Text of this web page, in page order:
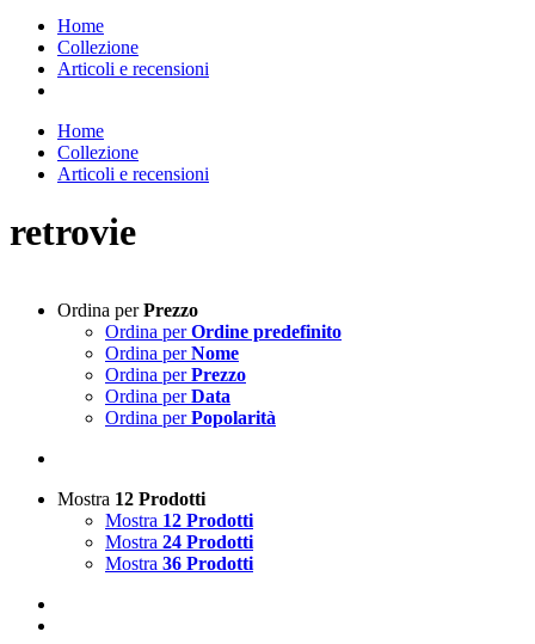
Home
Collezione
Articoli e recensioni
Home
Collezione
Articoli e recensioni
retrovie
Ordina perPrezzo
Ordina perOrdine predefinito
Ordina perNome
Ordina perPrezzo
Ordina perData
Ordina perPopolarità
Mostra 12 Prodotti
Mostra 12 Prodotti
Mostra 24 Prodotti
Mostra 36 Prodotti